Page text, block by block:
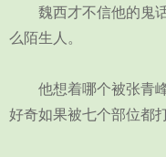
魏西才不信他的鬼话
么陌生人。
他想着哪个被张青峰
好奇如果被七个部位都